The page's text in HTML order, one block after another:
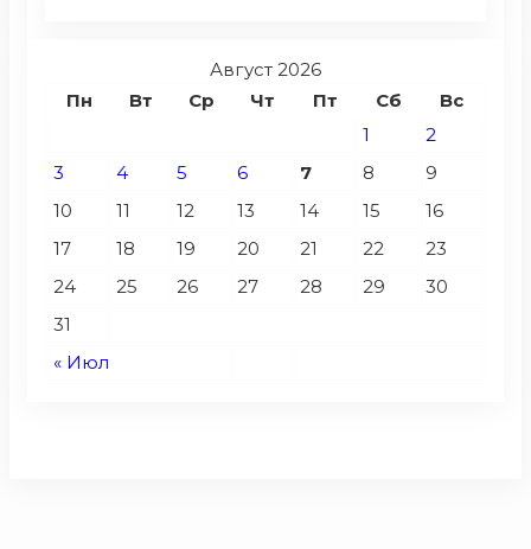
Август 2026
Пн
Вт Ср Чт Пт Сб Вс
« Июл
1
2
3
4 5 6 7 8
9
10
11 12 13 14 15
16
17
18 19 20 21 22
23
24
25 26 27 28 29
30
31